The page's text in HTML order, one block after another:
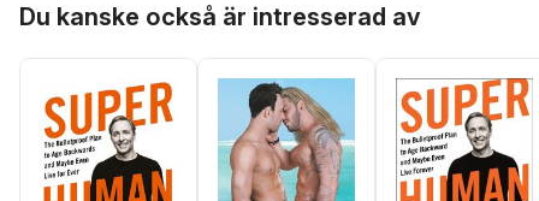
Du kanske också är intresserad av